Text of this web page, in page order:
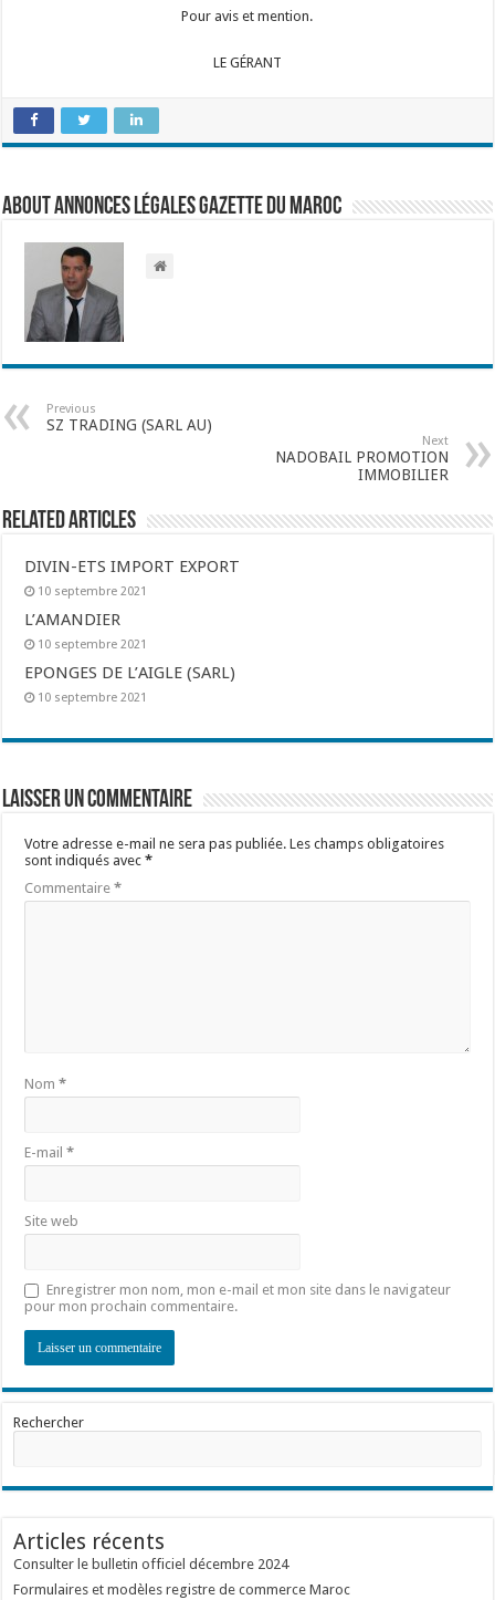
Pour avis et mention.
LE GÉRANT
About Annonces légales Gazette du Maroc
Previous
SZ TRADING (SARL AU)
Next
NADOBAIL PROMOTION
IMMOBILIER
Related Articles
DIVIN-ETS IMPORT EXPORT
10 septembre 2021
L’AMANDIER
10 septembre 2021
EPONGES DE L’AIGLE (SARL)
10 septembre 2021
Laisser un commentaire
Votre adresse e-mail ne sera pas publiée. Les champs obligatoires
sont indiqués avec*
Commentaire*
Nom*
E-mail*
Site web
Enregistrer mon nom, mon e-mail et mon site dans le navigateur
pour mon prochain commentaire.
Rechercher
Articles récents
Consulter le bulletin officiel décembre 2024
Formulaires et modèles registre de commerce Maroc